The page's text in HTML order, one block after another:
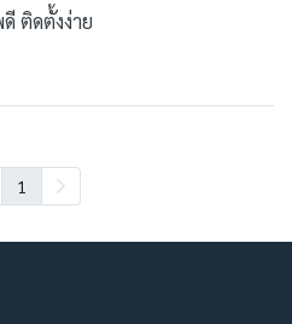
ติดตั้งง่าย
1